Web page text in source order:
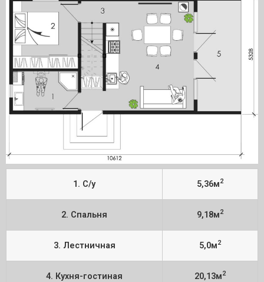
1. С/у 5,36м2
2. Спальня 9,18м2
3. Лестничная 5,0м2
4. Кухня-гостиная 20,13м2